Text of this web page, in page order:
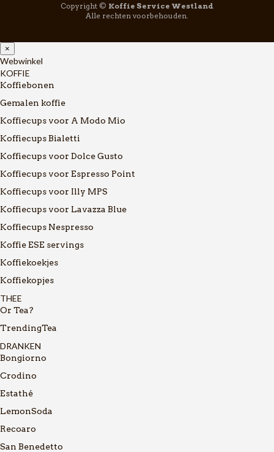
Copyright © Koffie Service Westland
Alle rechten voorbehouden.
×
Webwinkel
KOFFIE
Koffiebonen
Gemalen koffie
Koffiecups voor A Modo Mio
Koffiecups Bialetti
Koffiecups voor Dolce Gusto
Koffiecups voor Espresso Point
Koffiecups voor Illy MPS
Koffiecups voor Lavazza Blue
Koffiecups Nespresso
Koffie ESE servings
Koffiekoekjes
Koffiekopjes
THEE
Or Tea?
TrendingTea
DRANKEN
Bongiorno
Crodino
Estathé
LemonSoda
Recoaro
San Benedetto